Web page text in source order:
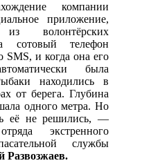
компании
приложение,
волонтёрских
сотовый телефон
и когда она его
была
находились в
от берега. Глубина
одного метра. Но
её не решились, —
экстренного
службы
Развозжаев.